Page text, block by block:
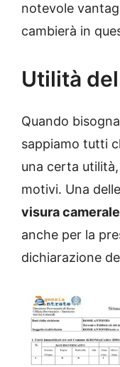
notevole
cambierà in
Utilità
Quando
sappiamo tutti
una certa
motivi. Una
visura
anche per la
dichiarazione